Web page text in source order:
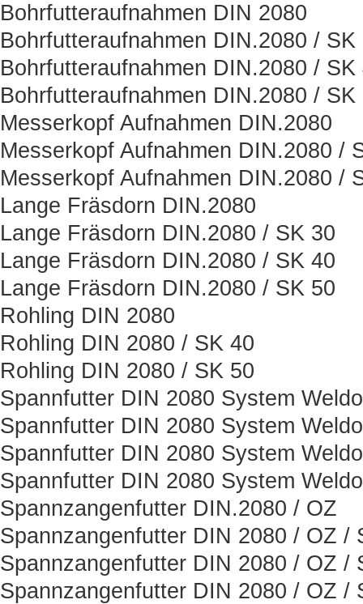
Bohrfutteraufnahmen DIN 2080
Bohrfutteraufnahmen DIN.2080 / SK
Bohrfutteraufnahmen DIN.2080 / SK
Bohrfutteraufnahmen DIN.2080 / SK
Messerkopf Aufnahmen DIN.2080
Messerkopf Aufnahmen DIN.2080 /
Messerkopf Aufnahmen DIN.2080 /
Lange Fräsdorn DIN.2080
Lange Fräsdorn DIN.2080 / SK 30
Lange Fräsdorn DIN.2080 / SK 40
Lange Fräsdorn DIN.2080 / SK 50
Rohling DIN 2080
Rohling DIN 2080 / SK 40
Rohling DIN 2080 / SK 50
Spannfutter DIN 2080 System
Spannfutter DIN 2080 System
Spannfutter DIN 2080 System
Spannfutter DIN 2080 System
Spannzangenfutter DIN.2080 / OZ
Spannzangenfutter DIN 2080 / OZ /
Spannzangenfutter DIN 2080 / OZ /
Spannzangenfutter DIN 2080 / OZ /